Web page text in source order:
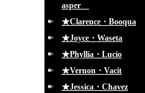
asper
★Clarence・Booqua
★Joyce・Waseta
★Phyllia・Lucio
★Vernon・Vacit
★Jessica・Chavez